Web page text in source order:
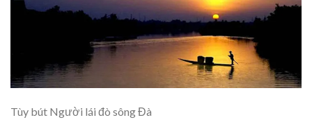
Tùy bút Người lái đò sông Đà